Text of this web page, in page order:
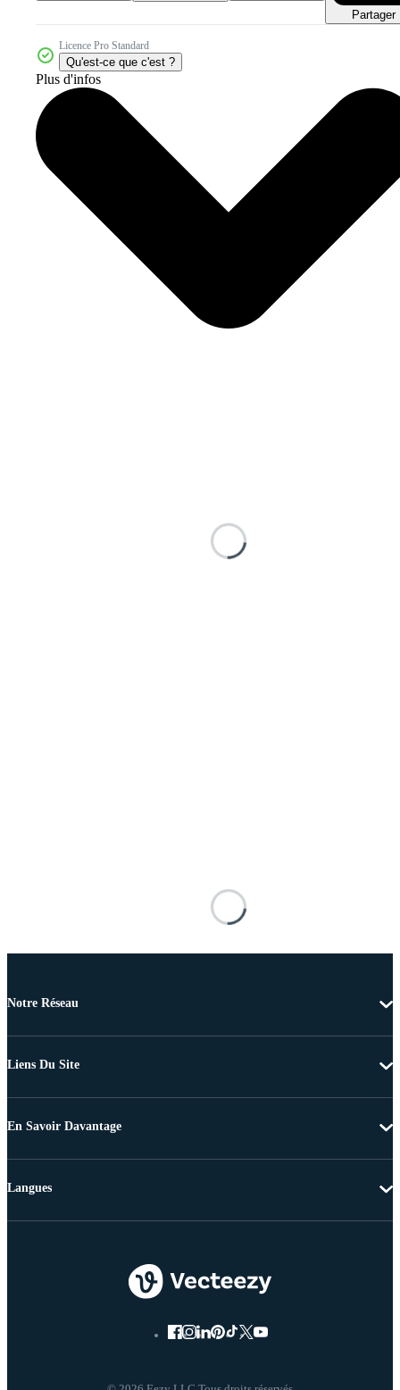
Partager
Licence Pro Standard
Qu'est-ce que c'est ?
Plus d'infos
Notre Réseau
Liens Du Site
En Savoir Davantage
Langues